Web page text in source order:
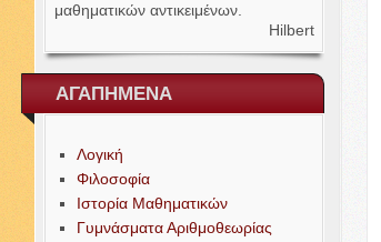
μαθηματικών αντικειμένων.
Hilbert
ΑΓΑΠΗΜΕΝΑ
Λογική
Φιλοσοφία
Ιστορία Μαθηματικών
Γυμνάσματα Αριθμοθεωρίας